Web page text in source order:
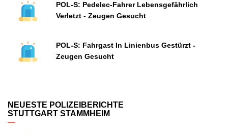
POL-S: Pedelec-Fahrer Lebensgefährlich
Verletzt - Zeugen Gesucht
POL-S: Fahrgast In Linienbus Gestürzt -
Zeugen Gesucht
NEUESTE POLIZEIBERICHTE
STUTTGART STAMMHEIM